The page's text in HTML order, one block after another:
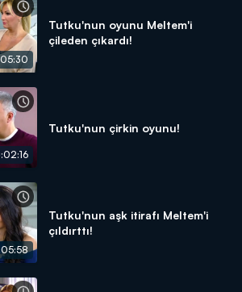
Tutku'nun oyunu Meltem'i
çileden çıkardı!
Tutku'nun çirkin oyunu!
Tutku'nun aşk itirafı Meltem'i
çıldırttı!